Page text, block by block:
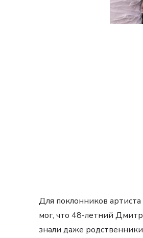
Для поклонников
мог, что 48-летний
знали даже